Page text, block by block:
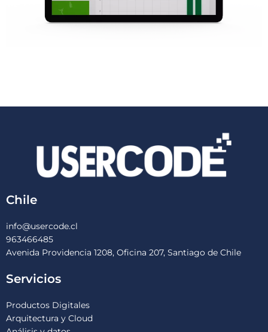
Chile
info@usercode.cl
963466485
Avenida Providencia 1208, Oficina 207, Santiago de Chile
Servicios
Productos Digitales
Arquitectura y Cloud